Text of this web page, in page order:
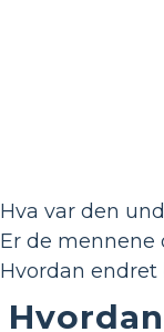
Hva var den
Er de mennene
Hvordan